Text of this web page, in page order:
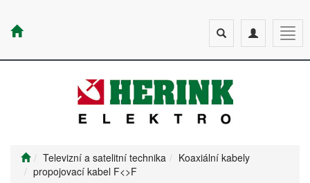
Toggle
navigation
Toggle
search
Televizní a satelitní technika
Koaxiální kabely
propojovací kabel F<>F